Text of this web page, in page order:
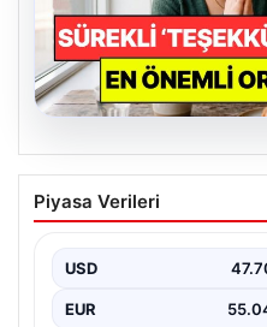
Bursa
Yanarak Kor Oldu
geldi ve bölgedeki birçok
yüksek…
Piyasa Verileri
USD
EUR